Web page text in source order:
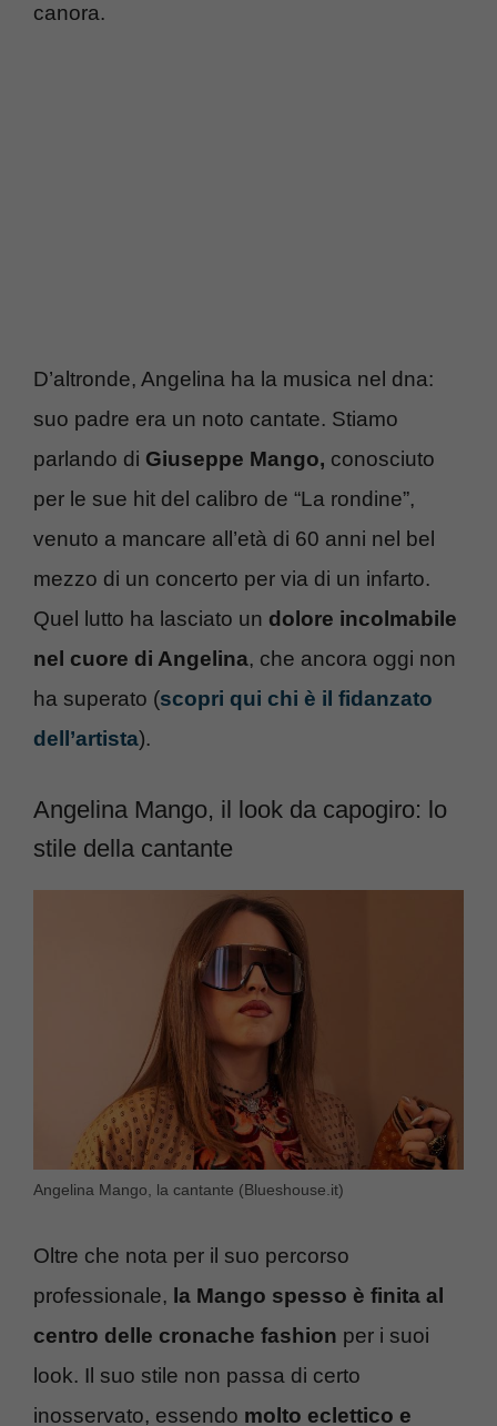
canora.
D’altronde, Angelina ha la musica nel dna:
suo padre era un noto cantate. Stiamo
parlando di Giuseppe Mango, conosciuto
per le sue hit del calibro de “La rondine”,
venuto a mancare all’età di 60 anni nel bel
mezzo di un concerto per via di un infarto.
Quel lutto ha lasciato un dolore incolmabile
nel cuore di Angelina, che ancora oggi non
ha superato (scopri qui chi è il fidanzato
dell’artista).
Angelina Mango, il look da capogiro: lo
stile della cantante
Angelina Mango, la cantante (Blueshouse.it)
Oltre che nota per il suo percorso
professionale, la Mango spesso è finita al
centro delle cronache fashion per i suoi
look. Il suo stile non passa di certo
inosservato, essendo molto eclettico e